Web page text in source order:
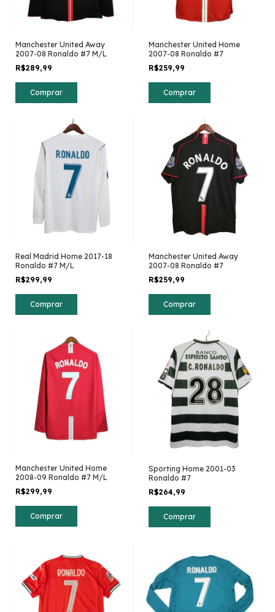
Manchester United Away
2007-08 Ronaldo #7 M/L
R$289,99
Comprar
Manchester United Home
2007-08 Ronaldo #7
R$259,99
Comprar
Real Madrid Home 2017-18
Ronaldo #7 M/L
R$299,99
Comprar
Manchester United Away
2007-08 Ronaldo #7
R$259,99
Comprar
Manchester United Home
2008-09 Ronaldo #7 M/L
R$299,99
Comprar
Sporting Home 2001-03
Ronaldo #7
R$264,99
Comprar